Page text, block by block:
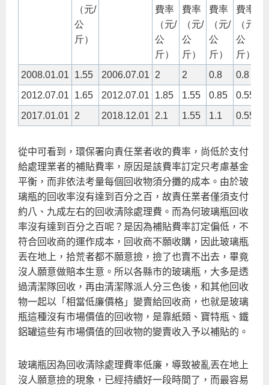
（元/
公
斤）
費率
（元/
公
斤）
費率
（元/
公
斤）
費率
（元/
公
斤）
費率
（元/
公
斤）
2008.01.01
1.55 2006.07.01 2 2 0.8
0.8
2012.07.01
1.65 2012.07.01 1.85 1.55 0.85
0.55
2017.01.01
2 2018.12.01 2.1 1.55 1.1 0.55
從中可看到，環保署向責任業者收的費率，尚低於支付
給處理業者的補貼費率，原因是該費率訂定只考慮基金
平衡，而非依法考量每個回收物須分攤的成本。由於玻
璃瓶的回收率沒有達到百分之百，故責任業者僅須支付
約八、九成左右的回收清除處理費。而為何玻璃瓶回收
率沒有達到百分之百呢？是因為補貼費率訂定偏低，不
符合回收商的運作成本，回收商不願收購，因此玻璃瓶
丟在地上，拾荒者都不願意撿，撿了也賣不出去，畢竟
沒人願意做賠本生意。所以各縣市的玻璃瓶，大多是透
過清潔隊回收，再由清潔隊派人分三色後，和其他回收
物一起以「相當低廉價格」變賣給回收商，也就是玻璃
瓶這種沒有市場價值的回收物，是靠紙類、寶特瓶、鐵
鋁罐這些有市場價值的回收物的變賣收入予以補貼的。
玻璃瓶因為回收清除處理費率低廉，導致被亂丟在地上
沒人願意撿的現象，已經持續好一段時間了，而最容易